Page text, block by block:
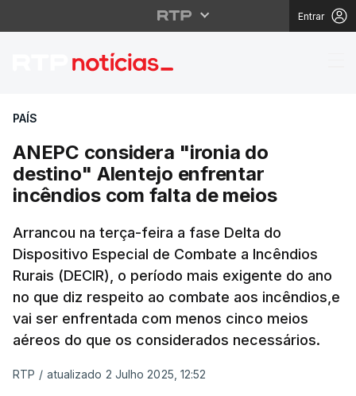
Entrar
ANEPC considera
PAÍS
ANEPC considera "ironia do
destino" Alentejo enfrentar
incêndios com falta de meios
Arrancou na terça-feira a fase Delta do
Dispositivo Especial de Combate a Incêndios
Rurais (DECIR), o período mais exigente do ano
no que diz respeito ao combate aos incêndios,e
vai ser enfrentada com menos cinco meios
aéreos do que os considerados necessários.
RTP / atualizado 2 Julho 2025, 12:52